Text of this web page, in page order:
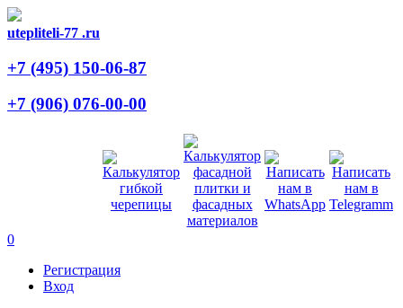
utepliteli-77 .ru
+7 (495) 150-06-87
+7 (906) 076-00-00
0
Регистрация
Вход